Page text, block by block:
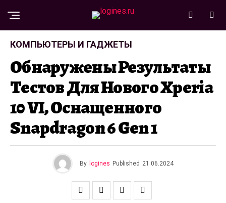
КОМПЬЮТЕРЫ И ГАДЖЕТЫ
Обнаружены Результаты
Тестов Для Нового Xperia
10 VI, Оснащенного
Snapdragon 6 Gen 1
By logines Published 21.06.2024